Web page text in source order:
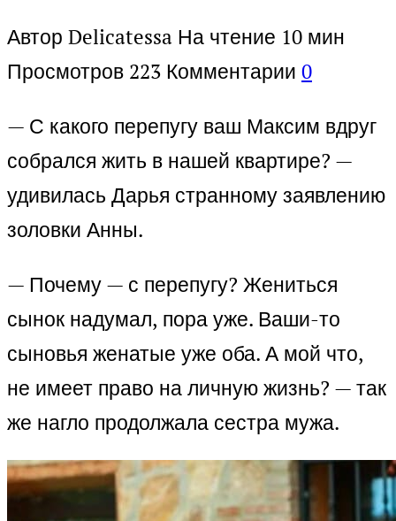
Автор Delicatessa На чтение 10 мин
Просмотров 223 Комментарии 0
— С какого перепугу ваш Максим вдруг
собрался жить в нашей квартире? —
удивилась Дарья странному заявлению
золовки Анны.
— Почему — с перепугу? Жениться
сынок надумал, пора уже. Ваши-то
сыновья женатые уже оба. А мой что,
не имеет право на личную жизнь? — так
же нагло продолжала сестра мужа.